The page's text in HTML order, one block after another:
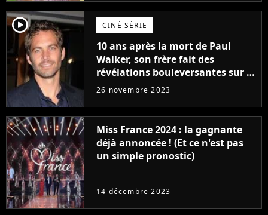
player2 CINÉ SÉRIE
10 ans après la mort de Paul
Walker, son frère fait des
révélations bouleversantes sur la
réaction des acteurs de Fast and
26 novembre 2023
Miss France 2024 : la gagnante
déjà annoncée ! (Et ce n'est pas
un simple pronostic)
14 décembre 2023